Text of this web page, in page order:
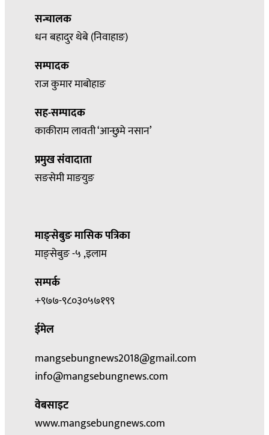
सन्चालक
धन बहादुर थेबे (निवाहाङ)
सम्पादक
राज कुमार माबोहाङ
सह-सम्पादक
काकीराम लावती ‘आन्छुमे नसान’
प्रमुख संवादाता
सङसेमी माङयुङ
माङ्सेबुङ मासिक पत्रिका
माङ्सेबुङ -५ ,इलाम
सम्पर्क
+९७७-९८०३०५७१९९
ईमेल
mangsebungnews2018@gmail.com
info@mangsebungnews.com
वेबसाइट
www.mangsebungnews.com